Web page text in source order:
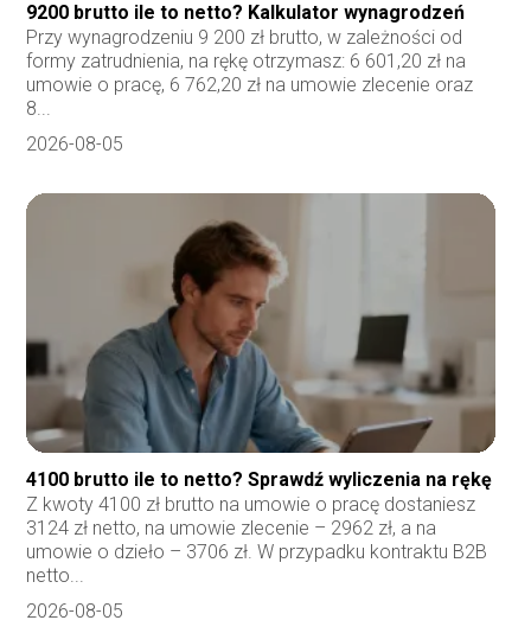
9200 brutto ile to netto? Kalkulator wynagrodzeń
Przy wynagrodzeniu 9 200 zł brutto, w zależności od
formy zatrudnienia, na rękę otrzymasz: 6 601,20 zł na
umowie o pracę, 6 762,20 zł na umowie zlecenie oraz
8...
2026-08-05
4100 brutto ile to netto? Sprawdź wyliczenia na rękę
Z kwoty 4100 zł brutto na umowie o pracę dostaniesz
3124 zł netto, na umowie zlecenie – 2962 zł, a na
umowie o dzieło – 3706 zł. W przypadku kontraktu B2B
netto...
2026-08-05